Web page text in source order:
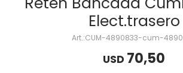
Elect.trasero
CUM-4890833-cum-
USD 70,50